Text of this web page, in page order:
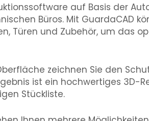
auf Basis der
Büros. Mit GuardaCAD
Türen und Zubehör, um das
zeichnen Sie den
ist ein hochwertiges 3D-
Stückliste.